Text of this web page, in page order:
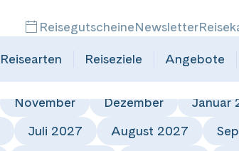
ReisegutscheineNewsletter
Reisearten Reiseziele Angebote
November Dezember Januar
Juli 2027 August 2027